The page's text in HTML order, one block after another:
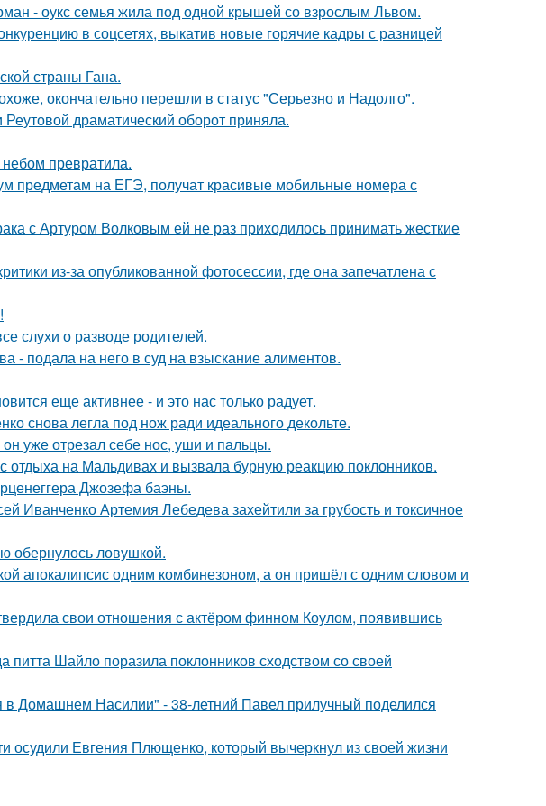
- оукс семья жила под одной крышей со взрослым Львом.
в соцсетях, выкатив новые горячие кадры с разницей
страны Гана.
окончательно перешли в статус "Серьезно и Надолго".
драматический оборот приняла.
превратила.
предметам на ЕГЭ, получат красивые мобильные номера с
с Артуром Волковым ей не раз приходилось принимать жесткие
из-за опубликованной фотосессии, где она запечатлена с
слухи о разводе родителей.
- подала на него в суд на взыскание алиментов.
еще активнее - и это нас только радует.
снова легла под нож ради идеального декольте.
уже отрезал себе нос, уши и пальцы.
отдыха на Мальдивах и вызвала бурную реакцию поклонников.
Джозефа баэны.
Иванченко Артемия Лебедева захейтили за грубость и токсичное
обернулось ловушкой.
апокалипсис одним комбинезоном, а он пришёл с одним словом и
свои отношения с актёром финном Коулом, появившись
Шайло поразила поклонников сходством со своей
Домашнем Насилии" - 38-летний Павел прилучный поделился
Евгения Плющенко, который вычеркнул из своей жизни